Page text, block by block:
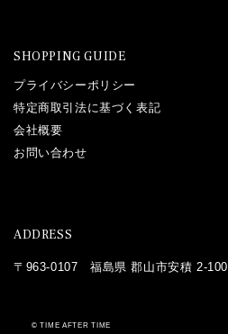
SHOPPING GUIDE
プライバシーポリシー
特定商取引法に基づく表記
会社概要
お問い合わせ
ADDRESS
〒963-0107 福島県 郡山市安積 2-100
© TIME AFTER TIME